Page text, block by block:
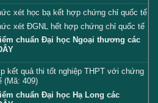
xét học bạ kết hợp chứng chỉ quốc tế
xét ĐGNL hết hợp chứng chỉ quốc tế
chuẩn Đại học Ngoại thương các
kết quả thi tốt nghiệp THPT với chứng
(Mã: 409)
chuẩn Đại học Hạ Long các